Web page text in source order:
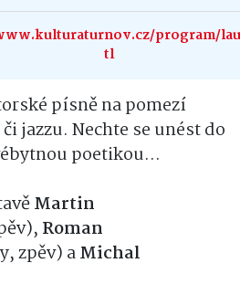
program/
tl
písně na pomezí
jazzu. Nechte se unést do
poetikou…
Martin
Roman
zpěv) aMichal